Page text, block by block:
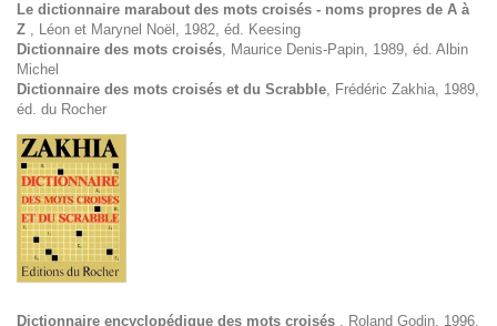
Le dictionnaire marabout des mots croisés - noms propres de A à
Z , Léon et Marynel Noël, 1982, éd. Keesing
Dictionnaire des mots croisés, Maurice Denis-Papin, 1989, éd. Albin
Michel
Dictionnaire des mots croisés et du Scrabble, Frédéric Zakhia, 1989,
éd. du Rocher
Dictionnaire encyclopédique des mots croisés , Roland Godin, 1996,